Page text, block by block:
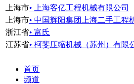
上海市• 上海客亿工程机械有限公司
上海市• 中国辉阳集团上海二手工程
浙江省• 富氏
江苏省• 柯斐压缩机械（苏州）有限
首页
频道